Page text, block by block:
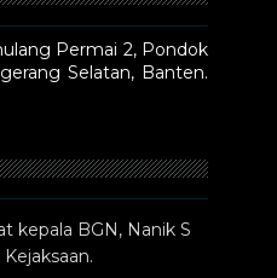
Permai 2, Pondok
Selatan, Banten.
kepala BGN, Nanik S